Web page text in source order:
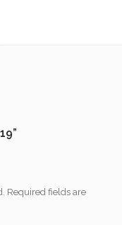
Required fields are